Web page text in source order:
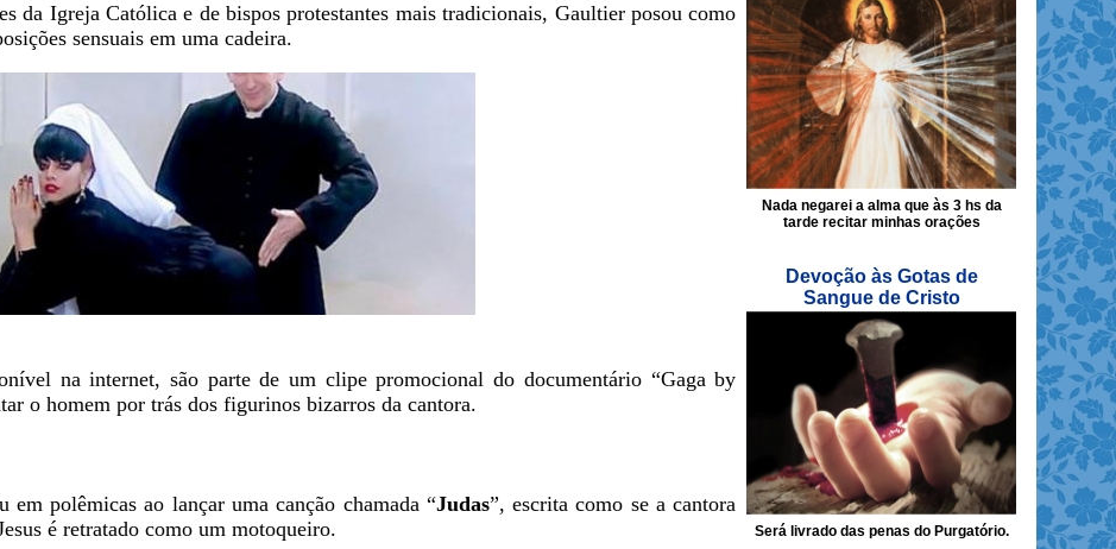
da Igreja Católica e de bispos protestantes mais tradicionais, Gaultier posou como
sensuais em uma cadeira.
na internet, são parte de um clipe promocional do documentário “Gaga by
o homem por trás dos figurinos bizarros da cantora.
polêmicas ao lançar uma canção chamada “Judas”, escrita como se a cantora
é retratado como um motoqueiro.
Nada negarei a alma que às 3 hs da
tarde recitar minhas orações
Devoção às Gotas de
Sangue de Cristo
Será livrado das penas do Purgatório.